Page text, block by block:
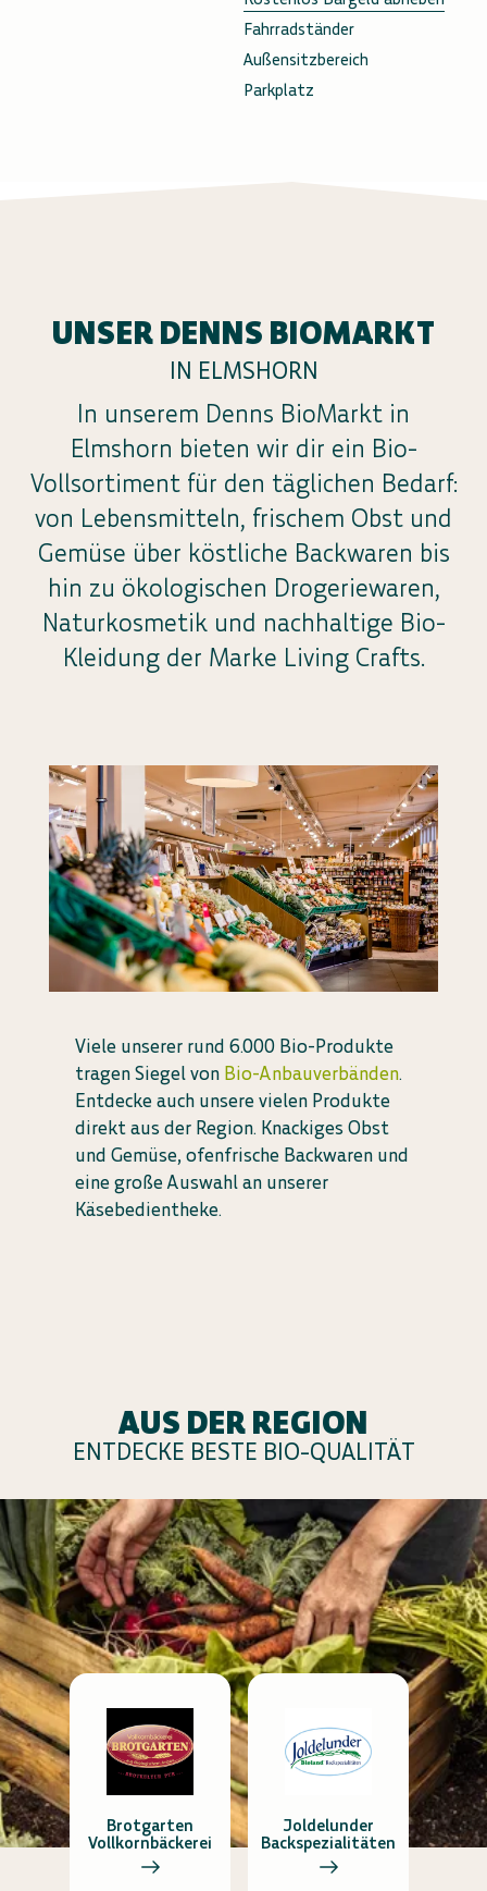
Fahrradständer
Außensitzbereich
Parkplatz
UNSER DENNS BIOMARKT
IN ELMSHORN
In unserem Denns BioMarkt in
Elmshorn bieten wir dir ein Bio-
Vollsortiment für den täglichen Bedarf:
von Lebensmitteln, frischem Obst und
Gemüse über köstliche Backwaren bis
hin zu ökologischen Drogeriewaren,
Naturkosmetik und nachhaltige Bio-
Kleidung der Marke Living Crafts.
Viele unserer rund 6.000 Bio-Produkte
tragen Siegel von Bio-Anbauverbänden.
Entdecke auch unsere vielen Produkte
direkt aus der Region. Knackiges Obst
und Gemüse, ofenfrische Backwaren und
eine große Auswahl an unserer
Käsebedientheke.
AUS DER REGION
ENTDECKE BESTE BIO-QUALITÄT
Brotgarten
Vollkornbäckerei
Joldelunder
Backspezialitäten